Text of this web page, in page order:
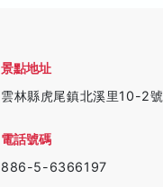
景點地址
雲林縣虎尾鎮北溪里10-2號
電話號碼
886-5-6366197